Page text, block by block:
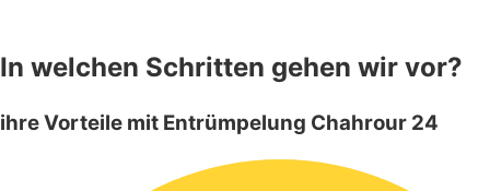
In welchen Schritten gehen wir vor?
ihre Vorteile mit Entrümpelung Chahrour 24